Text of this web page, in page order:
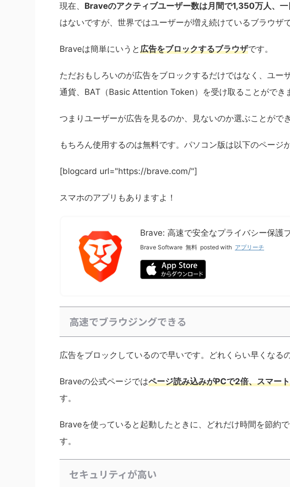
現在、 Braveのアクティブユーザー数は月間で1,350万人、一
はないですが、世界ではユーザーが増え続けているブラウザで
Braveは簡単にいうと広告をブロックするブラウザです。
ただおもしろいのが広告をブロックするだけではなく、ユー
通貨、BAT（Basic Attention Token）を受け取ることができ
つまりユーザーが広告を見るのか、見ないのか選ぶことができ
もちろん使用するのは無料です。パソコン版は以下のページ
[blogcard url="https://brave.com/"]
スマホのアプリもありますよ！
Brave: 高速で安全なプライバシー保護
Brave Software 無料 posted with アプリーチ
高速でブラウジングできる
広告をブロックしているので早いです。どれくらい早くなる
Braveの公式ページではページ読み込みがPCで2倍、スマー
す。
Braveを使っていると起動したときに、どれだけ時間を節約
す。
セキュリティが高い